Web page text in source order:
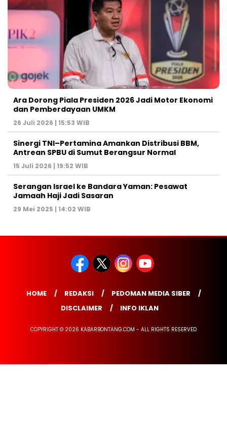
Ara Dorong Piala Presiden 2026 Jadi Motor Ekonomi
dan Pemberdayaan UMKM
26 Juli 2026 | 15:53 WIB
Sinergi TNI–Pertamina Amankan Distribusi BBM,
Antrean SPBU di Sumut Berangsur Normal
15 Juli 2026 | 19:52 WIB
Serangan Israel ke Bandara Yaman: Pesawat
Jamaah Haji Jadi Sasaran
29 Mei 2025 | 14:02 WIB
HOME REDAKSI
PEDOMAN MEDIA SIBER
DISCLAIMER
INFO IKLAN
COPYRIGHT © 2026 KABARBONTANG.COM - ALL RIGHTS RESERVED